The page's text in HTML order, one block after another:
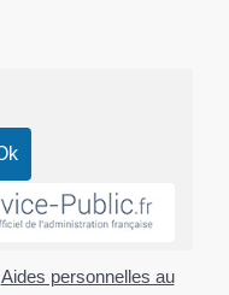
Aides personnelles au